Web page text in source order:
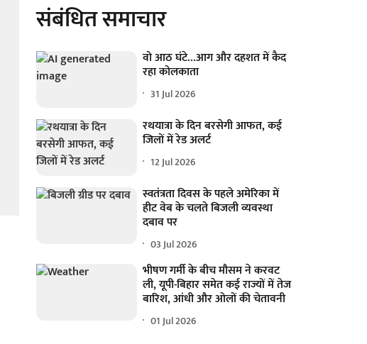
संबंधित समाचार
वो आठ घंटे...आग और दहशत में कैद
रहा कोलकाता
31 Jul 2026
रथयात्रा के दिन बरसेगी आफत, कई
जिलों में रेड अलर्ट
12 Jul 2026
स्वतंत्रता दिवस के पहले अमेरिका में
हीट वेब के चलते बिजली व्यवस्था
दबाव पर
03 Jul 2026
भीषण गर्मी के बीच मौसम ने करवट
ली, यूपी-बिहार समेत कई राज्यों में तेज
बारिश, आंधी और ओलों की चेतावनी
01 Jul 2026